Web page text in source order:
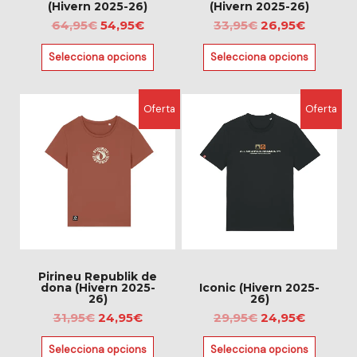
(Hivern 2025-26)
64,95€ 54,95€
Selecciona opcions
la
del
(Hivern 2025-26)
33,95€ 26,95€
Selecciona opcions
la
del
Oferta
Pirineu Republik de
dona (Hivern 2025-
26)
31,95€
preu
original
era:
31,95€.
24,95€
preu
actual
és:
24,95€.
Selecciona opcions
producte
diverses
triar
a
la
del
Oferta
Iconic (Hivern 2025-
26)
29,95€
preu
original
era:
29,95€.
24,95€
El
preu
actual
és:
24,95€.
Selecciona opcions
producte
té
diverses
variants.
opcions
es
a
la
del